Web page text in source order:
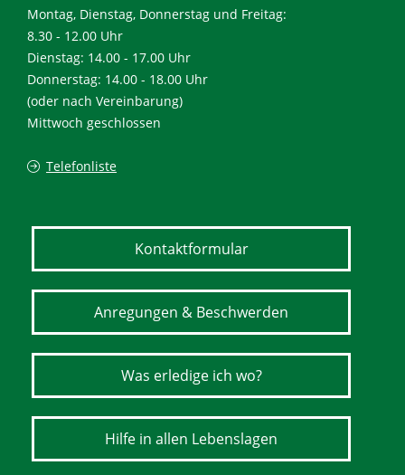
Montag, Dienstag, Donnerstag und Freitag:
8.30 - 12.00 Uhr
Dienstag: 14.00 - 17.00 Uhr
Donnerstag: 14.00 - 18.00 Uhr
(oder nach Vereinbarung)
Mittwoch geschlossen
Telefonliste
Kontaktformular
Anregungen & Beschwerden
Was erledige ich wo?
Hilfe in allen Lebenslagen